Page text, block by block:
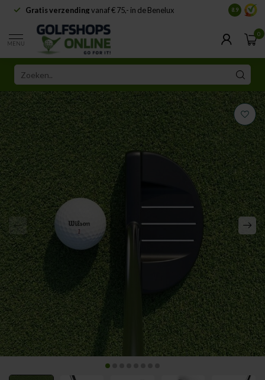
Gratis verzendingvanaf € 75,- in de Benelux 8.9
MENU
0